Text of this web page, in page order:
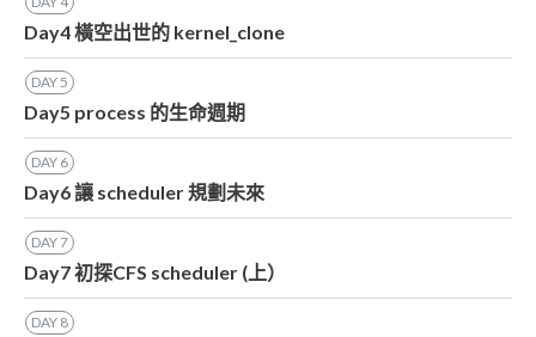
Day4 橫空出世的 kernel_clone
DAY5
Day5 process 的生命週期
DAY 6
Day6 讓 scheduler 規劃未來
DAY7
Day7 初探CFS scheduler (上）
DAY 8